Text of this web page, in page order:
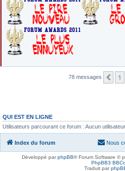
78 messages 1
QUI EST EN LIGNE
Utilisateurs parcourant ce forum : Aucun
Index du forum Nous
Développé parphpBB® Forum Software ©
PhpBB3
Traduit par